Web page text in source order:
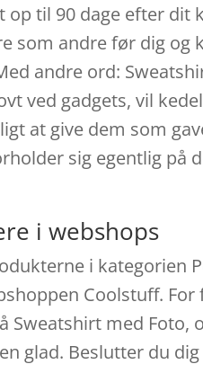
til 90 dage efter
som andre før dig
andre ord:
ved gadgets, vil
at give dem som
sig egentlig på
i webshops
i kategorien
Coolstuff.
Sweatshirt med
glad. Beslutter du